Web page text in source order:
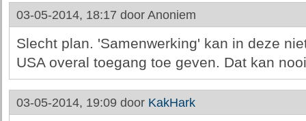
03-05-2014, 18:17 door Anoniem
Slecht plan. 'Samenwerking' kan in deze
USA overal toegang toe geven. Dat kan
03-05-2014, 19:09 door KakHark